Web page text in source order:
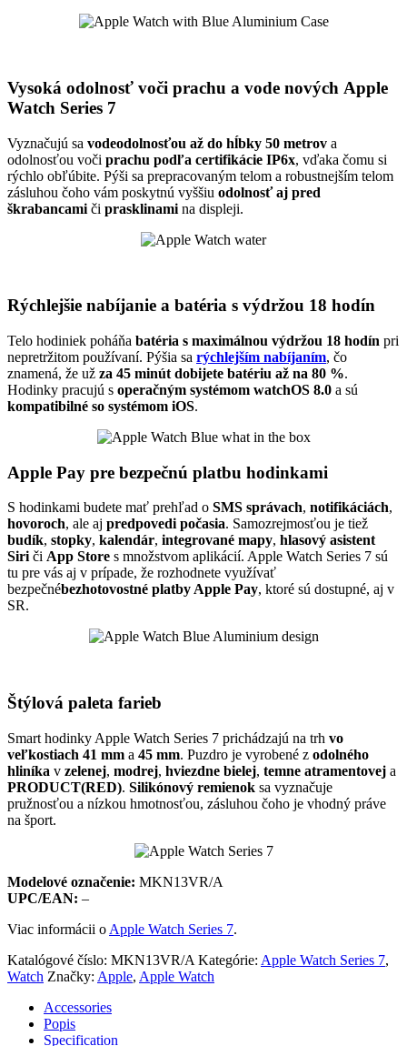
Vysoká odolnosť voči prachu a vode nových Apple
Watch Series 7
Vyznačujú sa vodeodolnosťou až do hĺbky 50 metrov a
odolnosťou voči prachu podľa certifikácie IP6x, vďaka čomu si
rýchlo obľúbite. Pýši sa prepracovaným telom a robustnejším telom
zásluhou čoho vám poskytnú vyššiu odolnosť aj pred
škrabancami či prasklinami na displeji.
Rýchlejšie nabíjanie a batéria s výdržou 18 hodín
Telo hodiniek poháňa batéria s maximálnou výdržou 18 hodín pri
nepretržitom používaní. Pýšia sa rýchlejším nabíjaním, čo
znamená, že už za 45 minút dobijete batériu až na 80 %.
Hodinky pracujú s operačným systémom watchOS 8.0 a sú
kompatibilné so systémom iOS.
Apple Pay pre bezpečnú platbu hodinkami
S hodinkami budete mať prehľad o SMS správach, notifikáciách,
hovoroch, ale aj predpovedi počasia. Samozrejmosťou je tiež
budík, stopky, kalendár, integrované mapy, hlasový asistent
Siriči App Store s množstvom aplikácií. Apple Watch Series 7 sú
tu pre vás aj v prípade, že rozhodnete využívať
bezpečnébezhotovostné platby Apple Pay, ktoré sú dostupné, aj v
SR.
Štýlová paleta farieb
Smart hodinky Apple Watch Series 7 prichádzajú na trh vo
veľkostiach 41 mm a 45 mm. Puzdro je vyrobené z odolného
hliníka v zelenej, modrej, hviezdne bielej, temne atramentovej a
PRODUCT(RED). Silikónový remienok sa vyznačuje
pružnosťou a nízkou hmotnosťou, zásluhou čoho je vhodný práve
na šport.
Modelové označenie: MKN13VR/A
UPC/EAN: –
Viac informácii o Apple Watch Series 7.
Katalógové číslo: MKN13VR/A Kategórie: Apple Watch Series 7,
Watch Značky: Apple, Apple Watch
Accessories
Popis
Specification